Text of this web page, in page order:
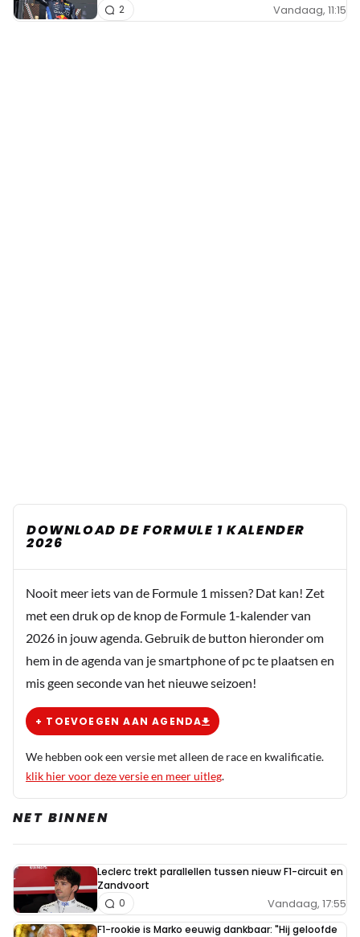
Vandaag, 11:15
2
DOWNLOAD DE FORMULE 1 KALENDER
2026
Nooit meer iets van de Formule 1 missen? Dat kan! Zet
met een druk op de knop de Formule 1-kalender van
2026 in jouw agenda. Gebruik de button hieronder om
hem in de agenda van je smartphone of pc te plaatsen en
mis geen seconde van het nieuwe seizoen!
+ TOEVOEGEN AAN AGENDA
We hebben ook een versie met alleen de race en kwalificatie.
klik hier voor deze versie en meer uitleg.
NET BINNEN
Leclerc trekt parallellen tussen nieuw F1-circuit en
Zandvoort
Vandaag, 17:55
0
F1-rookie is Marko eeuwig dankbaar: "Hij geloofde